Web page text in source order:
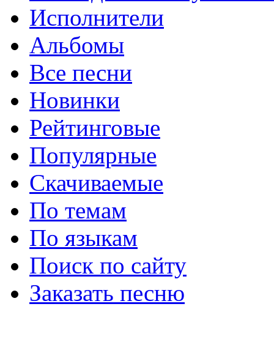
Исполнители
Альбомы
Все песни
Новинки
Рейтинговые
Популярные
Скачиваемые
По темам
По языкам
Поиск по сайту
Заказать песню